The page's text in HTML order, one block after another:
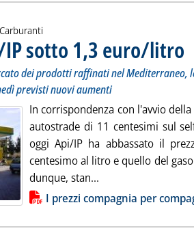
IP sotto 1,3 euro/litro
dei prodotti raffinati nel Mediterraneo,
previsti nuovi aumenti
In corrispondenza con l'avvio
autostrade di 11 centesimi sul
oggi Api/IP ha abbassato il
centesimo al litro e quello del
dunque, stan...
alla notizia
I prezzi compagnia per